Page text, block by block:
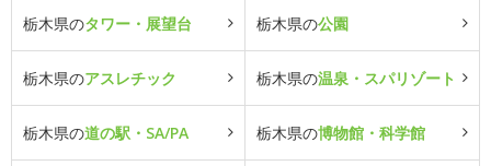
栃木県のタワー・展望台 栃木県の公園
栃木県のアスレチック 栃木県の温泉・スパリゾート
栃木県の道の駅・SA/PA 栃木県の博物館・科学館